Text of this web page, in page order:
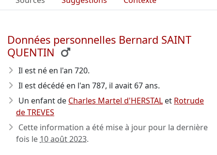
Données personnelles Bernard SAINT
QUENTIN
Il est né en l'an 720.
Il est décédé en l'an 787, il avait 67 ans.
Un enfant de Charles Martel d'HERSTAL et Rotrude
de TREVES
Cette information a été mise à jour pour la dernière
fois le 10 août 2023.